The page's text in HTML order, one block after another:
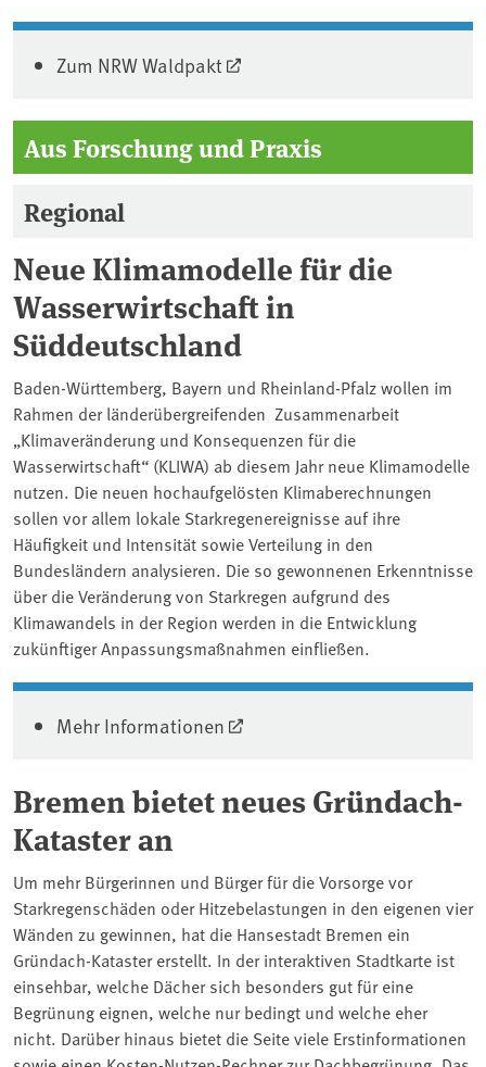
Zum NRW Waldpakt
Aus Forschung und Praxis
Regional
Neue Klimamodelle für die
Wasserwirtschaft in
Süddeutschland
Baden-Württemberg, Bayern und Rheinland-Pfalz wollen im
Rahmen der länderübergreifenden Zusammenarbeit
„Klimaveränderung und Konsequenzen für die
Wasserwirtschaft“ (KLIWA) ab diesem Jahr neue Klimamodelle
nutzen. Die neuen hochaufgelösten Klimaberechnungen
sollen vor allem lokale Starkregenereignisse auf ihre
Häufigkeit und Intensität sowie Verteilung in den
Bundesländern analysieren. Die so gewonnenen Erkenntnisse
über die Veränderung von Starkregen aufgrund des
Klimawandels in der Region werden in die Entwicklung
zukünftiger Anpassungsmaßnahmen einfließen.
Mehr Informationen
Bremen bietet neues Gründach-
Kataster an
Um mehr Bürgerinnen und Bürger für die Vorsorge vor
Starkregenschäden oder Hitzebelastungen in den eigenen vier
Wänden zu gewinnen, hat die Hansestadt Bremen ein
Gründach-Kataster erstellt. In der interaktiven Stadtkarte ist
einsehbar, welche Dächer sich besonders gut für eine
Begrünung eignen, welche nur bedingt und welche eher
nicht. Darüber hinaus bietet die Seite viele Erstinformationen